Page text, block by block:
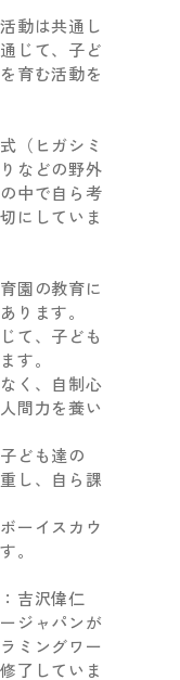
動は共通し
じて、子ど
育む活動を
（ヒガシミ
などの野外
中で自ら考
にしていま
園の教育に
ります。
て、子ども
す。
く、自制心
間力を養い
ども達の
し、自ら課
ーイスカウ
。
：吉沢偉仁
ジャパンが
ミングワー
了していま